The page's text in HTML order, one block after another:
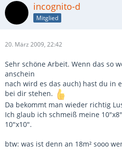
incognito-d
Mitglied
20. März 2009, 22:42
Sehr schöne Arbeit. Wenn das so
anschein
nach wird es das auch) hast du in
bei dir stehen.
Da bekommt man wieder richtig
Ich glaub ich schmeiß meine
10"x10".
btw: was ist denn an 18m² sooo